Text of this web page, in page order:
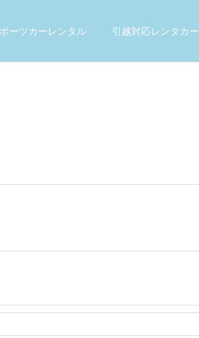
ーツカーレンタル 引越対応レンタカー